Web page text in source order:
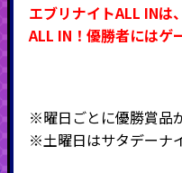
エブリナイトALL INは
ALL IN！優勝者にはゲ
※曜日ごとに優勝賞品
※土曜日はサタデーナ